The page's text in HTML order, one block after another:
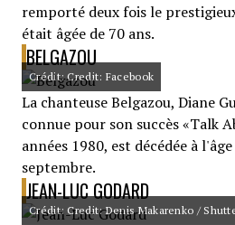
remporté deux fois le
était âgée de 70 ans.
BELGAZOU
Crédit: Credit: Facebook
La chanteuse Belgazou, Diane
connue pour son succès «Talk
années 1980, est décédée à
septembre.
JEAN-LUC GODARD
Crédit: Credit: Denis Makarenko /